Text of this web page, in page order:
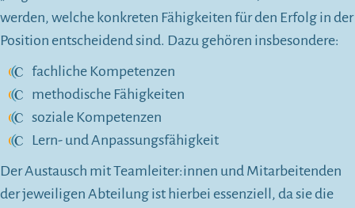
werden, welche konkreten Fähigkeiten für den Erfolg in der
Position entscheidend sind. Dazu gehören insbesondere:
fachliche Kompetenzen
methodische Fähigkeiten
soziale Kompetenzen
Lern- und Anpassungsfähigkeit
Der Austausch mit Teamleiter:innen und Mitarbeitenden
der jeweiligen Abteilung ist hierbei essenziell, da sie die